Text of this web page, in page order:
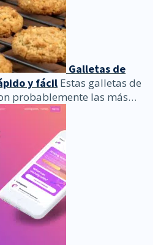
Galletas de
y fácil Estas galletas de
probablemente las más…